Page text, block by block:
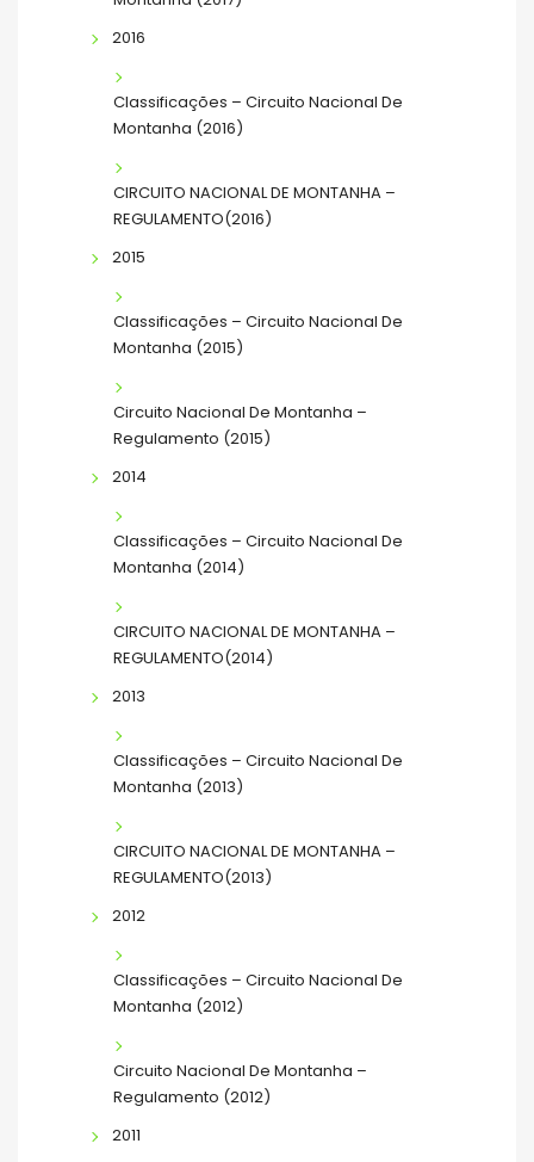
2016
Classificações – Circuito Nacional De
Montanha (2016)
CIRCUITO NACIONAL DE MONTANHA –
REGULAMENTO(2016)
2015
Classificações – Circuito Nacional De
Montanha (2015)
Circuito Nacional De Montanha –
Regulamento (2015)
2014
Classificações – Circuito Nacional De
Montanha (2014)
CIRCUITO NACIONAL DE MONTANHA –
REGULAMENTO(2014)
2013
Classificações – Circuito Nacional De
Montanha (2013)
CIRCUITO NACIONAL DE MONTANHA –
REGULAMENTO(2013)
2012
Classificações – Circuito Nacional De
Montanha (2012)
Circuito Nacional De Montanha –
Regulamento (2012)
2011